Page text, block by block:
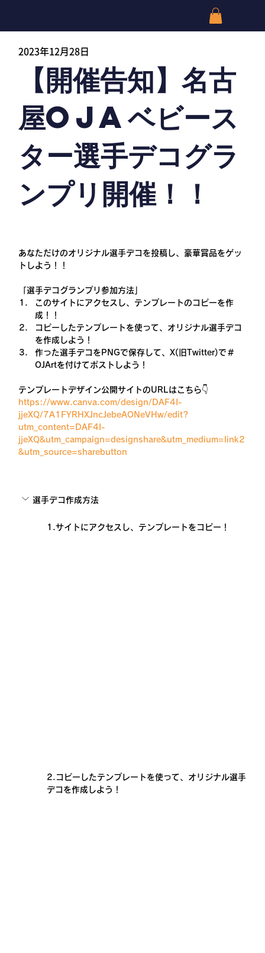
2023年12月28日
【開催告知】名古
屋OJAベビース
ター選手デコグラ
ンプリ開催！！
あなただけのオリジナル選手デコを投稿し、豪華賞品をゲッ
トしよう！！
「選手デコグランプリ参加方法」
このサイトにアクセスし、テンプレートのコピーを作
成！！
コピーしたテンプレートを使って、オリジナル選手デコ
を作成しよう！
作った選手デコをPNGで保存して、X(旧Twitter)で＃
OJArtを付けてポストしよう！
テンプレートデザイン公開サイトのURLはこちら👇
https://www.canva.com/design/DAF4I-
jjeXQ/7A1FYRHXJncJebeAONeVHw/edit?
utm_content=DAF4I-
jjeXQ&utm_campaign=designshare&utm_medium=link2
&utm_source=sharebutton
選手デコ作成方法
1.サイトにアクセスし、テンプレートをコピー！
2.コピーしたテンプレートを使って、オリジナル選手
デコを作成しよう！